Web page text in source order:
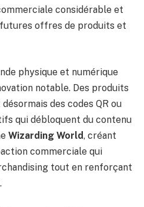
considérable et
offres de produits et
physique et numérique
notable. Des produits
des codes QR ou
qui débloquent du contenu
Wizarding World, créant
commerciale qui
tout en renforçant